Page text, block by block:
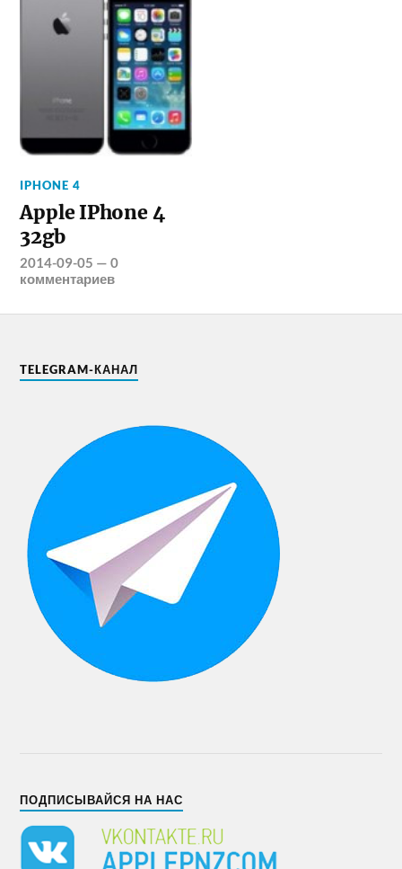
IPHONE 4
Apple IPhone 4
32gb
2014-09-05 —0
комментариев
TELEGRAM-КАНАЛ
ПОДПИСЫВАЙСЯ НА НАС